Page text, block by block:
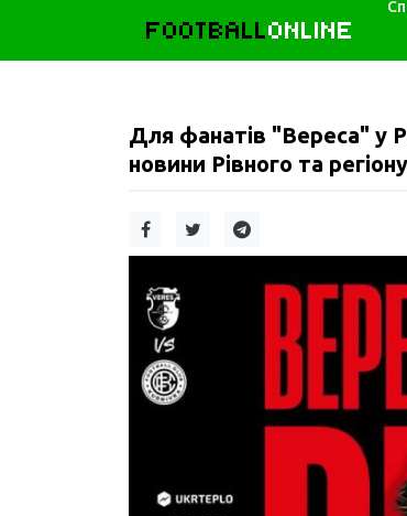
FOOTBALLONLINE
Для фанатів "Вереса" у
новини Рівного та